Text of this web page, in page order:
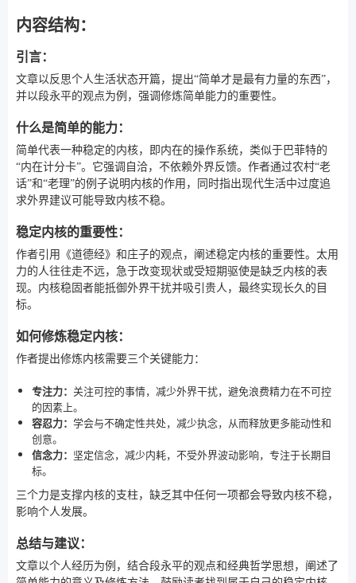
内容结构：
引言：
文章以反思个人生活状态开篇，提出“简单才是最有力量的东西”，
并以段永平的观点为例，强调修炼简单能力的重要性。
什么是简单的能力：
简单代表一种稳定的内核，即内在的操作系统，类似于巴菲特的
“内在计分卡”。它强调自洽，不依赖外界反馈。作者通过农村“老
话”和“老理”的例子说明内核的作用，同时指出现代生活中过度追
求外界建议可能导致内核不稳。
稳定内核的重要性：
作者引用《道德经》和庄子的观点，阐述稳定内核的重要性。太用
力的人往往走不远，急于改变现状或受短期驱使是缺乏内核的表
现。内核稳固者能抵御外界干扰并吸引贵人，最终实现长久的目
标。
如何修炼稳定内核：
作者提出修炼内核需要三个关键能力：
专注力： 关注可控的事情，减少外界干扰，避免浪费精力在不可控
的因素上。
容忍力： 学会与不确定性共处，减少执念，从而释放更多能动性和
创意。
信念力： 坚定信念，减少内耗，不受外界波动影响，专注于长期目
标。
三个力是支撑内核的支柱，缺乏其中任何一项都会导致内核不稳，
影响个人发展。
总结与建议：
文章以个人经历为例，结合段永平的观点和经典哲学思想，阐述了